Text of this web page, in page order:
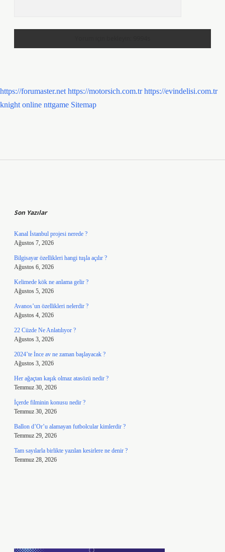
https://forumaster.net https://motorsich.com.tr https://evindelisi.com.tr
knight online nttgame Sitemap
Son Yazılar
Kanal İstanbul projesi nerede ?
Ağustos 7, 2026
Bilgisayar özellikleri hangi tuşla açılır ?
Ağustos 6, 2026
Kelimede kök ne anlama gelir ?
Ağustos 5, 2026
Avanos’un özellikleri nelerdir ?
Ağustos 4, 2026
22 Cüzde Ne Anlatılıyor ?
Ağustos 3, 2026
2024’te İnce av ne zaman başlayacak ?
Ağustos 3, 2026
Her ağaçtan kaşık olmaz atasözü nedir ?
Temmuz 30, 2026
İçerde filminin konusu nedir ?
Temmuz 30, 2026
Ballon d’Or’u alamayan futbolcular kimlerdir ?
Temmuz 29, 2026
Tam sayılarla birlikte yazılan kesirlere ne denir ?
Temmuz 28, 2026